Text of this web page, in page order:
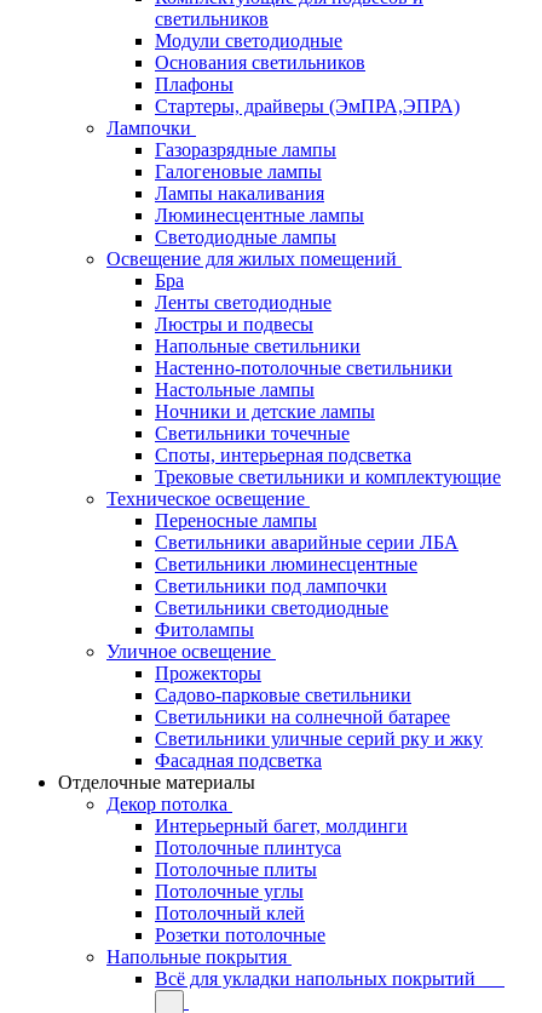
светильников
Модули светодиодные
Основания светильников
Плафоны
Стартеры, драйверы (ЭмПРА,ЭПРА)
Лампочки
Газоразрядные лампы
Галогеновые лампы
Лампы накаливания
Люминесцентные лампы
Светодиодные лампы
Освещение для жилых помещений
Бра
Ленты светодиодные
Люстры и подвесы
Напольные светильники
Настенно-потолочные светильники
Настольные лампы
Ночники и детские лампы
Светильники точечные
Споты, интерьерная подсветка
Трековые светильники и комплектующие
Техническое освещение
Переносные лампы
Светильники аварийные серии ЛБА
Светильники люминесцентные
Светильники под лампочки
Светильники светодиодные
Фитолампы
Уличное освещение
Прожекторы
Садово-парковые светильники
Светильники на солнечной батарее
Светильники уличные серий рку и жку
Фасадная подсветка
Отделочные материалы
Декор потолка
Интерьерный багет, молдинги
Потолочные плинтуса
Потолочные плиты
Потолочные углы
Потолочный клей
Розетки потолочные
Напольные покрытия
Всё для укладки напольных покрытий